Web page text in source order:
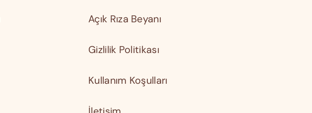
Açık Rıza Beyanı
Gizlilik Politikası
Kullanım Koşulları